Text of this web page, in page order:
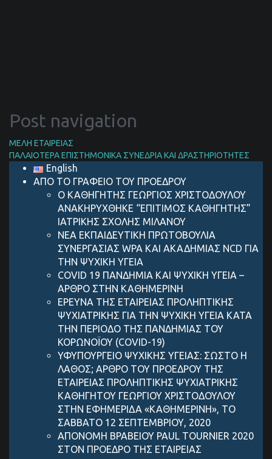
Post navigation
ΜΕΛΗ ΕΤΑΙΡΕΙΑΣ
ΠΑΛΑΙΟΤΕΡΑ ΕΠΙΣΤΗΜΟΝΙΚΑ ΣΥΝΕΔΡΙΑ ΚΑΙ ΔΡΑΣΤΗΡΙΟΤΗΤΕΣ
English
ΑΠΟ ΤΟ ΓΡΑΦΕΙΟ ΤΟΥ ΠΡΟΕΔΡΟΥ
Ο ΚΑΘΗΓΗΤΗΣ ΓΕΩΡΓΙΟΣ ΧΡΙΣΤΟΔΟΥΛΟΥ
ΑΝΑΚΗΡΥΧΘΗΚΕ “ΕΠΙΤΙΜΟΣ ΚΑΘΗΓΗΤΗΣ”
ΙΑΤΡΙΚΗΣ ΣΧΟΛΗΣ ΜΙΛΑΝΟΥ
ΝΕΑ ΕΚΠΑΙΔΕΥΤΙΚΗ ΠΡΩΤΟΒΟΥΛΙΑ
ΣΥΝΕΡΓΑΣΙΑΣ WPA ΚΑΙ ΑΚΑΔΗΜΙΑΣ NCD ΓΙΑ
ΤΗΝ ΨΥΧΙΚΗ ΥΓΕΙΑ
COVID 19 ΠΑΝΔΗΜIΑ ΚΑΙ ΨΥΧΙΚH ΥΓΕIΑ –
AΡΘΡΟ ΣΤΗΝ ΚΑΘΗΜΕΡΙΝH
ΕΡΕΥΝΑ ΤΗΣ ΕΤΑΙΡΕΙΑΣ ΠΡΟΛΗΠΤΙΚΗΣ
ΨΥΧΙΑΤΡΙΚΗΣ ΓΙΑ ΤΗΝ ΨΥΧΙΚΗ ΥΓΕΙΑ ΚΑΤΑ
ΤΗΝ ΠΕΡΙΟΔΟ ΤΗΣ ΠΑΝΔΗΜΙΑΣ ΤΟΥ
ΚΟΡΩΝΟΪΟΥ (COVID-19)
ΥΦΥΠΟΥΡΓΕΙΟ ΨΥΧΙΚΗΣ ΥΓΕΙΑΣ: ΣΩΣΤΟ Η
ΛΑΘΟΣ; ΑΡΘΡΟ ΤΟΥ ΠΡΟΕΔΡΟΥ ΤΗΣ
ΕΤΑΙΡΕΙΑΣ ΠΡΟΛΗΠΤΙΚΗΣ ΨΥΧΙΑΤΡΙΚΗΣ
ΚΑΘΗΓΗΤΟΥ ΓΕΩΡΓΙΟΥ ΧΡΙΣΤΟΔΟΥΛΟΥ
ΣΤΗΝ ΕΦΗΜΕΡΙΔΑ «ΚΑΘΗΜΕΡΙΝΗ», ΤΟ
ΣΑΒΒΑΤΟ 12 ΣΕΠΤΕΜΒΡΙΟΥ, 2020
ΑΠΟΝΟΜΗ ΒΡΑΒΕΙΟΥ PAUL TOURNIER 2020
ΣΤΟΝ ΠΡΟΕΔΡΟ ΤΗΣ ΕΤΑΙΡΕΙΑΣ